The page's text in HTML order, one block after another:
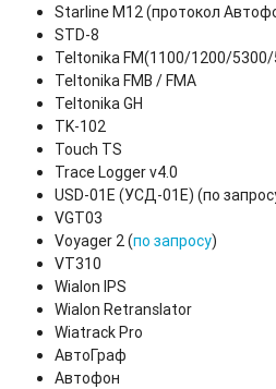
Starline М12 (протокол
STD-8
Teltonika FM(1100/1200/
Teltonika FMB / FMA
Teltonika GH
TK-102
Touch TS
Trace Logger v4.0
USD-01Е (УСД-01Е) (по
VGT03
Voyager 2 (по запросу)
VT310
Wialon IPS
Wialon Retranslator
Wiatrack Pro
АвтоГраф
Автофон